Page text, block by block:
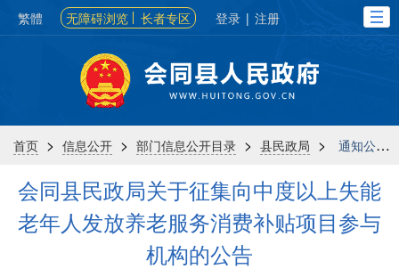
繁體 无障碍浏览 长者专区 登录 | 注册
首页 > 信息公开 > 部门信息公开目录 > 县民政局 > 通知公告
会同县民政局关于征集向中度以上失能
老年人发放养老服务消费补贴项目参与
机构的公告